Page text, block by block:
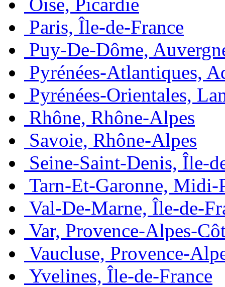
Paris, Île-de-France
Puy-De-Dôme,
Pyrénées-Atlantiques,
Pyrénées-Orientales,
Rhône, Rhône-Alpes
Savoie, Rhône-Alpes
Seine-Saint-Denis, Île-
Tarn-Et-Garonne, Midi-
Val-De-Marne, Île-de-
Var, Provence-Alpes-
Vaucluse, Provence-
Yvelines, Île-de-France